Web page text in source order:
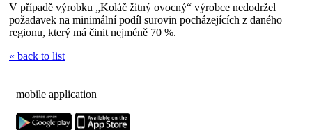
V případě výrobku „Koláč žitný ovocný“ výrobce nedodržel
požadavek na minimální podíl surovin pocházejících z daného
regionu, který má činit nejméně 70 %.
« back to list
mobile application